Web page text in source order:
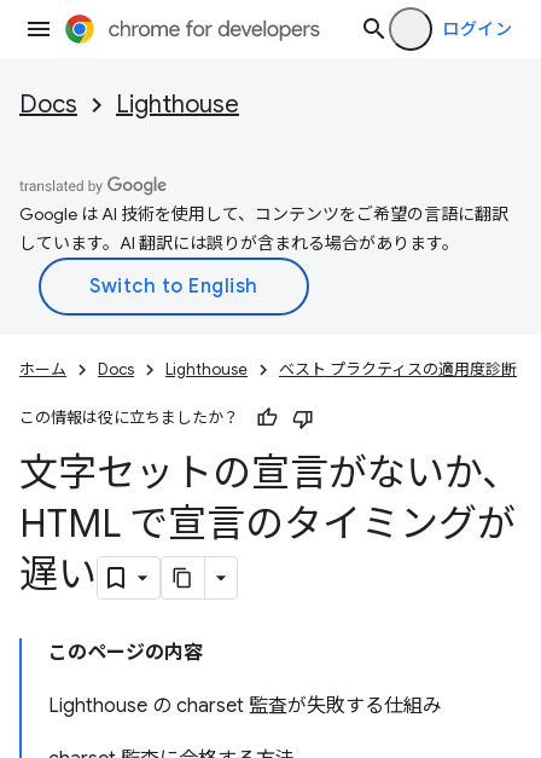
ログイン
Docs Lighthouse
Google は AI 技術を使用して、コンテンツをご希望の言語に翻訳
しています。AI 翻訳には誤りが含まれる場合があります。
ホーム Docs Lighthouse ベスト プラクティスの適用度診断
この情報は役に立ちましたか？
文字セットの宣言がないか、
HTML で宣言のタイミングが
遅い
このページの内容
Lighthouse の charset 監査が失敗する仕組み